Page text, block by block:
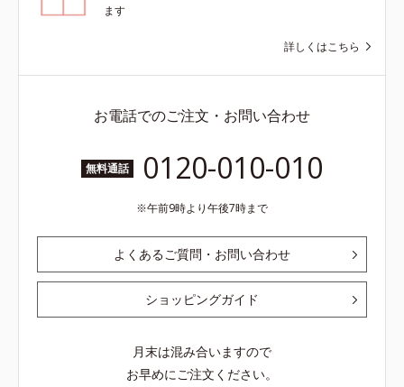
ます
詳しくはこちら
お電話でのご注文・お問い合わせ
無料通話 0120-010-010
午前9時より午後7時まで
よくあるご質問・お問い合わせ
ショッピングガイド
月末は混み合いますので
お早めにご注文ください。